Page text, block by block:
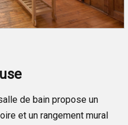
de bain propose un
et un rangement mural